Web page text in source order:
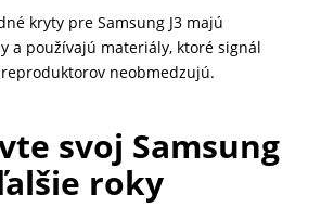
kryty pre Samsung J3 majú
a používajú materiály, ktoré signál
neobmedzujú.
svoj Samsung
roky